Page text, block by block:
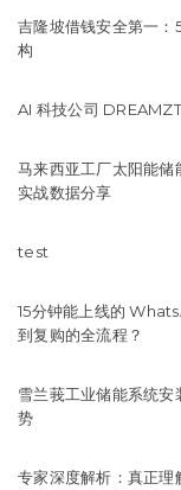
吉隆坡借钱安全第一
构
AI 科技公司
马来西亚工厂太阳能
实战数据分享
test
15分钟能上线的
到复购的全流程？
雪兰莪工业储能系统
势
专家深度解析：真正理